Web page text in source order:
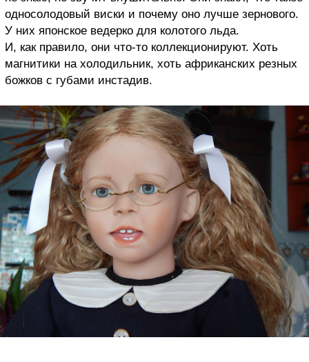
односолодовый виски и почему оно лучше зернового.
У них японское ведерко для колотого льда.
И, как правило, они что-то коллекционируют. Хоть
магнитики на холодильник, хоть африканских резных
божков с губами инстадив.